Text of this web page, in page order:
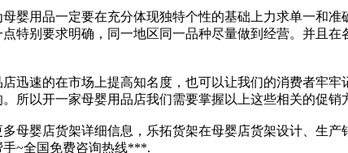
婴用品一定要在充分体现独特个性的基础上力求单一和
特别要求明确，同一地区同一品种尽量做到经营。并且
迅速的在市场上提高知名度，也可以让我们的消费者牢
所以开一家母婴用品店我们需要掌握以上这些相关的促销
母婴店货架详细信息，乐拓货架在母婴店货架设计、生
~全国免费咨询热线***.